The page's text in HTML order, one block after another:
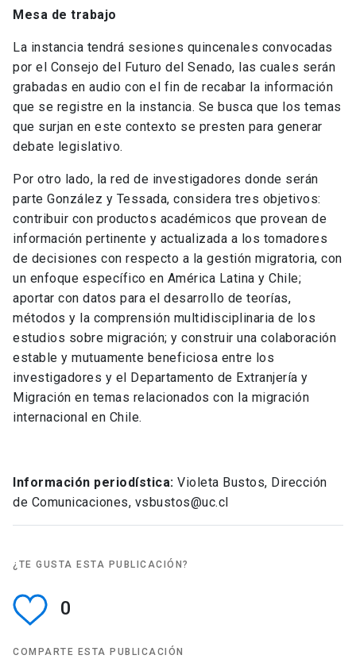
Mesa de trabajo
La instancia tendrá sesiones quincenales convocadas
por el Consejo del Futuro del Senado, las cuales serán
grabadas en audio con el fin de recabar la información
que se registre en la instancia. Se busca que los temas
que surjan en este contexto se presten para generar
debate legislativo.
Por otro lado, la red de investigadores donde serán
parte González y Tessada, considera tres objetivos:
contribuir con productos académicos que provean de
información pertinente y actualizada a los tomadores
de decisiones con respecto a la gestión migratoria, con
un enfoque específico en América Latina y Chile;
aportar con datos para el desarrollo de teorías,
métodos y la comprensión multidisciplinaria de los
estudios sobre migración; y construir una colaboración
estable y mutuamente beneficiosa entre los
investigadores y el Departamento de Extranjería y
Migración en temas relacionados con la migración
internacional en Chile.
Información periodística: Violeta Bustos, Dirección
de Comunicaciones, vsbustos@uc.cl
¿TE GUSTA ESTA PUBLICACIÓN?
0
COMPARTE ESTA PUBLICACIÓN